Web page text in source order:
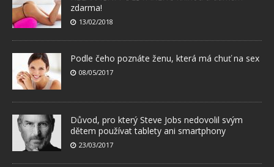
zdarma!
13/02/2018
Podle čeho poznáte ženu, která má chuť na sex
08/05/2017
Důvod, pro který Steve Jobs nedovolil svým
dětem používat tablety ani smartphony
23/03/2017